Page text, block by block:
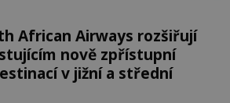
African Airways rozšiřují
nově zpřístupní
v jižní a střední